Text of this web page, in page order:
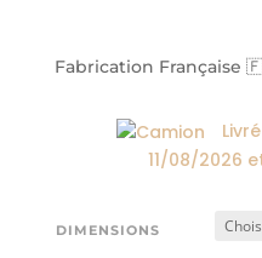
Fabrication Française
11/08/2026
DIMENSIONS